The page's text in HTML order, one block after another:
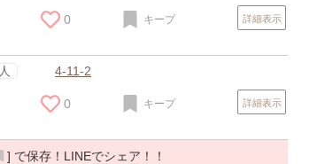
0 キープ 詳細表示
人 4-11-2
0 キープ 詳細表示
] で保存！ LINEでシェア ！！